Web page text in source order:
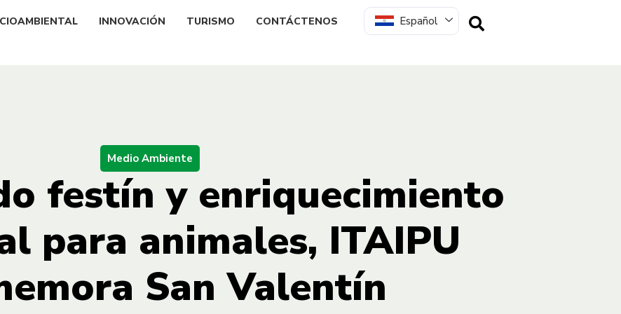
INNOVACIÓN TURISMO CONTÁCTENOS Español
Medio Ambiente
festín y enriquecimiento
para animales, ITAIPU
San Valentín